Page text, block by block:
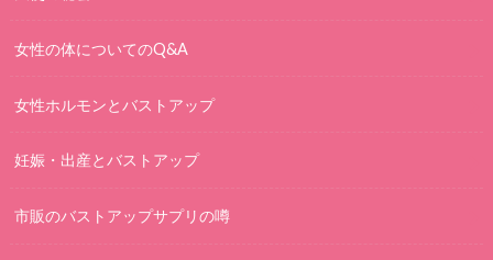
女性の体についてのQ&A
女性ホルモンとバストアップ
妊娠・出産とバストアップ
市販のバストアップサプリの噂